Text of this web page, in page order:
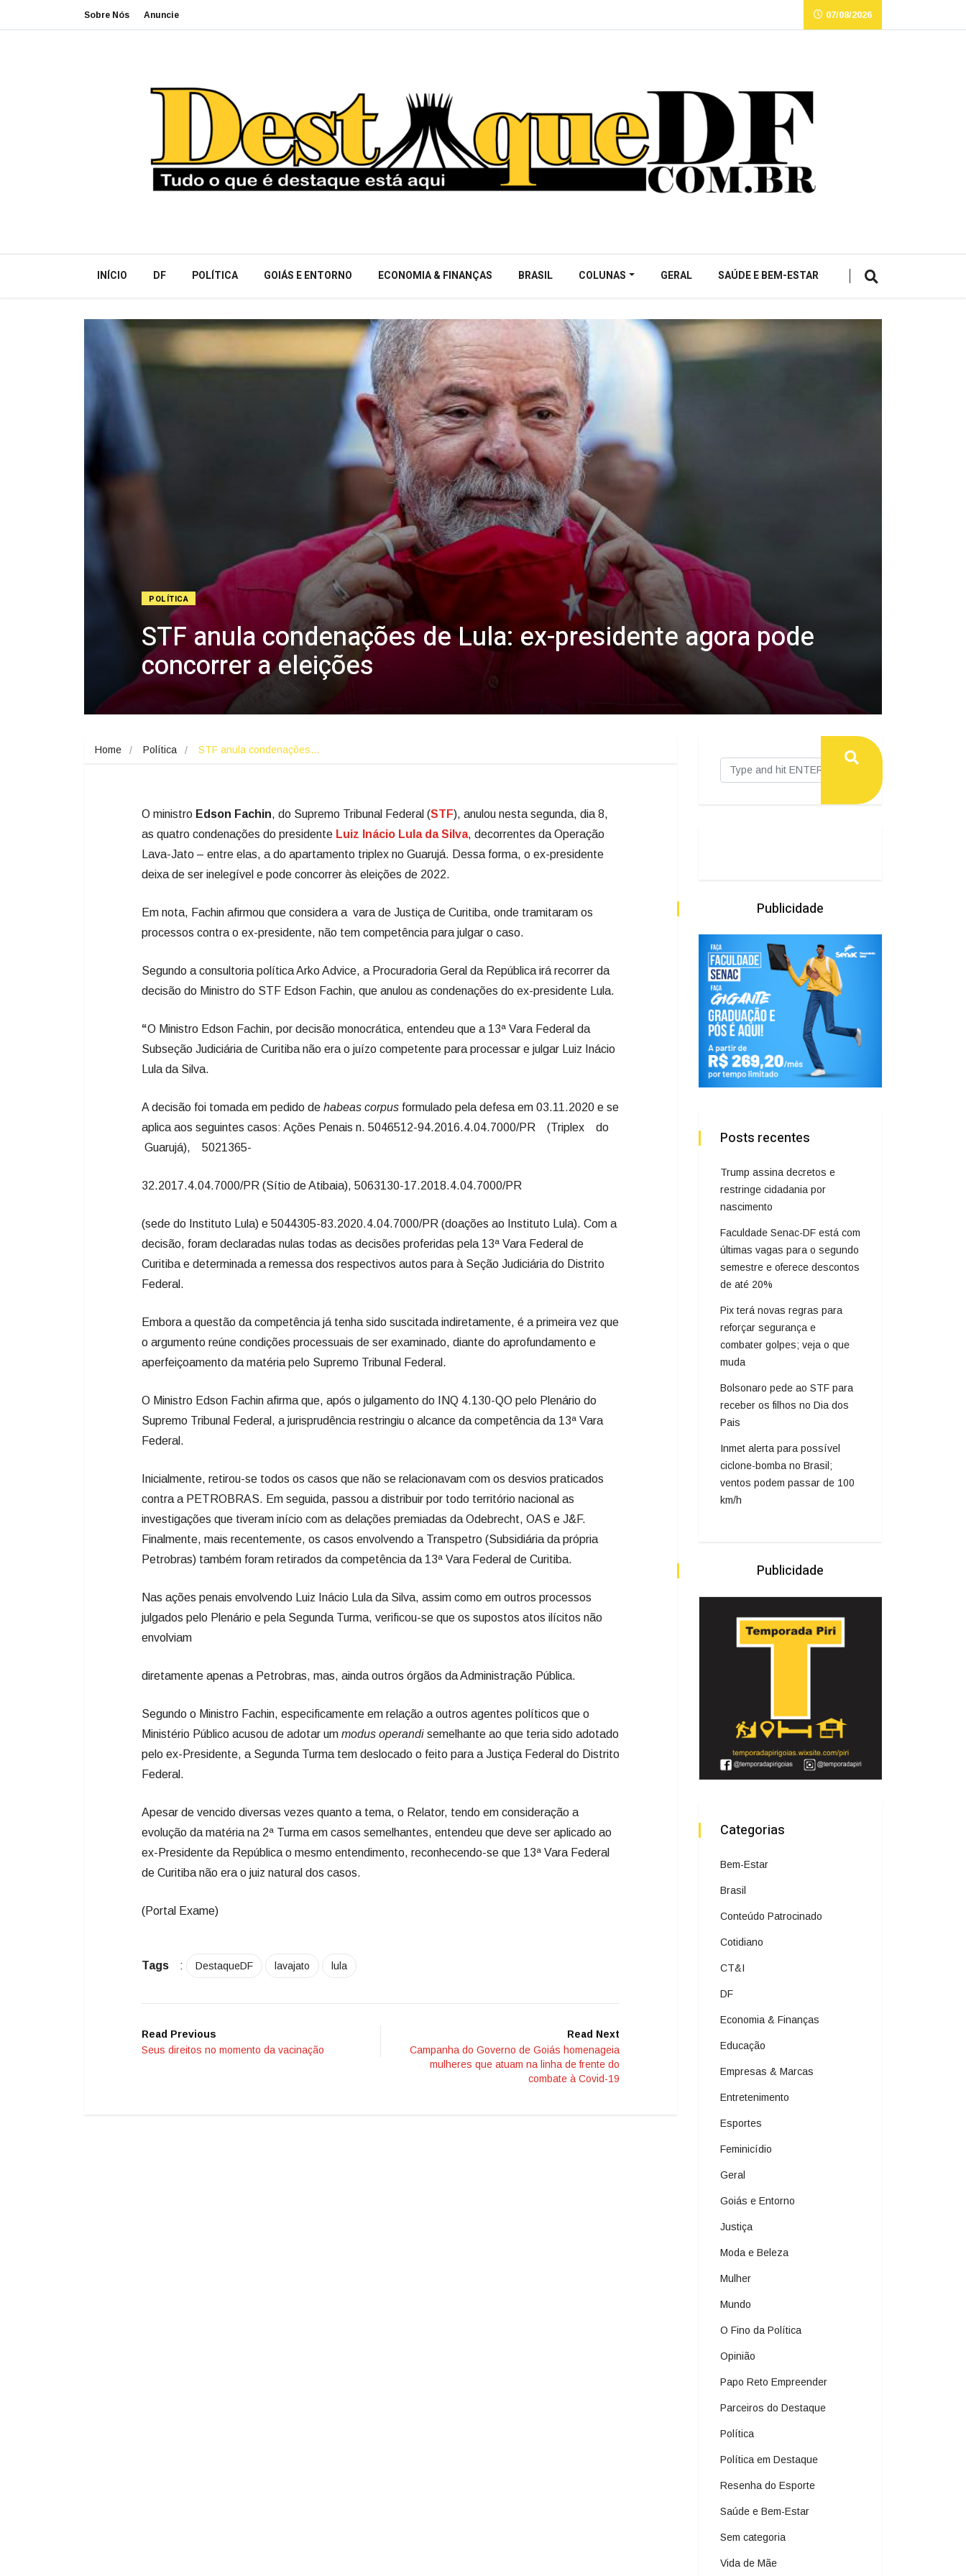
Sobre Nós Anuncie 07/08/2026
INÍCIO DF POLÍTICA GOIÁS E ENTORNO ECONOMIA & FINANÇAS BRASIL COLUNAS GERAL SAÚDE E BEM-ESTAR
POLÍTICA
STF anula condenações de Lula: ex-presidente agora pode
concorrer a eleições
Home Política STF anula condenações…
O ministro Edson Fachin, do Supremo Tribunal Federal (STF), anulou nesta segunda, dia 8,
as quatro condenações do presidente Luiz Inácio Lula da Silva, decorrentes da Operação
Lava-Jato – entre elas, a do apartamento triplex no Guarujá. Dessa forma, o ex-presidente
deixa de ser inelegível e pode concorrer às eleições de 2022.
Em nota, Fachin afirmou que considera a vara de Justiça de Curitiba, onde tramitaram os
processos contra o ex-presidente, não tem competência para julgar o caso.
Segundo a consultoria política Arko Advice, a Procuradoria Geral da República irá recorrer da
decisão do Ministro do STF Edson Fachin, que anulou as condenações do ex-presidente Lula.
“O Ministro Edson Fachin, por decisão monocrática, entendeu que a 13ª Vara Federal da
Subseção Judiciária de Curitiba não era o juízo competente para processar e julgar Luiz Inácio
Lula da Silva.
A decisão foi tomada em pedido de habeas corpus formulado pela defesa em 03.11.2020 e se
aplica aos seguintes casos: Ações Penais n. 5046512-94.2016.4.04.7000/PR (Triplex do
Guarujá), 5021365-
32.2017.4.04.7000/PR (Sítio de Atibaia), 5063130-17.2018.4.04.7000/PR
(sede do Instituto Lula) e 5044305-83.2020.4.04.7000/PR (doações ao Instituto Lula). Com a
decisão, foram declaradas nulas todas as decisões proferidas pela 13ª Vara Federal de
Curitiba e determinada a remessa dos respectivos autos para à Seção Judiciária do Distrito
Federal.
Embora a questão da competência já tenha sido suscitada indiretamente, é a primeira vez que
o argumento reúne condições processuais de ser examinado, diante do aprofundamento e
aperfeiçoamento da matéria pelo Supremo Tribunal Federal.
O Ministro Edson Fachin afirma que, após o julgamento do INQ 4.130-QO pelo Plenário do
Supremo Tribunal Federal, a jurisprudência restringiu o alcance da competência da 13ª Vara
Federal.
Inicialmente, retirou-se todos os casos que não se relacionavam com os desvios praticados
contra a PETROBRAS. Em seguida, passou a distribuir por todo território nacional as
investigações que tiveram início com as delações premiadas da Odebrecht, OAS e J&F.
Finalmente, mais recentemente, os casos envolvendo a Transpetro (Subsidiária da própria
Petrobras) também foram retirados da competência da 13ª Vara Federal de Curitiba.
Nas ações penais envolvendo Luiz Inácio Lula da Silva, assim como em outros processos
julgados pelo Plenário e pela Segunda Turma, verificou-se que os supostos atos ilícitos não
envolviam
diretamente apenas a Petrobras, mas, ainda outros órgãos da Administração Pública.
Segundo o Ministro Fachin, especificamente em relação a outros agentes políticos que o
Ministério Público acusou de adotar um modus operandi semelhante ao que teria sido adotado
pelo ex-Presidente, a Segunda Turma tem deslocado o feito para a Justiça Federal do Distrito
Federal.
Apesar de vencido diversas vezes quanto a tema, o Relator, tendo em consideração a
evolução da matéria na 2ª Turma em casos semelhantes, entendeu que deve ser aplicado ao
ex-Presidente da República o mesmo entendimento, reconhecendo-se que 13ª Vara Federal
de Curitiba não era o juiz natural dos casos.
(Portal Exame)
Tags : DestaqueDF lavajato lula
Read Previous
Seus direitos no momento da vacinação
Read Next
Campanha do Governo de Goiás homenageia
mulheres que atuam na linha de frente do
combate à Covid-19
Publicidade
Posts recentes
Trump assina decretos e
restringe cidadania por
nascimento
Faculdade Senac-DF está com
últimas vagas para o segundo
semestre e oferece descontos
de até 20%
Pix terá novas regras para
reforçar segurança e
combater golpes; veja o que
muda
Bolsonaro pede ao STF para
receber os filhos no Dia dos
Pais
Inmet alerta para possível
ciclone-bomba no Brasil;
ventos podem passar de 100
km/h
Publicidade
Categorias
Bem-Estar
Brasil
Conteúdo Patrocinado
Cotidiano
CT&I
DF
Economia & Finanças
Educação
Empresas & Marcas
Entretenimento
Esportes
Feminicídio
Geral
Goiás e Entorno
Justiça
Moda e Beleza
Mulher
Mundo
O Fino da Política
Opinião
Papo Reto Empreender
Parceiros do Destaque
Política
Política em Destaque
Resenha do Esporte
Saúde e Bem-Estar
Sem categoria
Vida de Mãe